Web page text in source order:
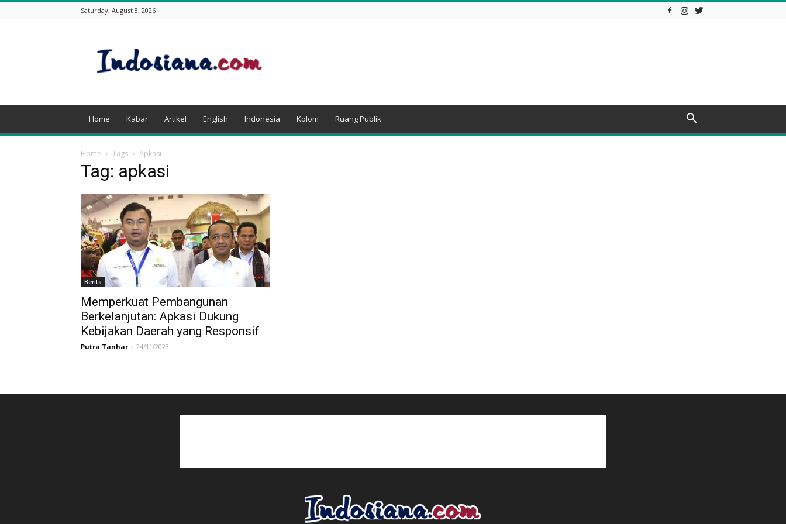
Saturday, August 8, 2026
Home Kabar Artikel English Indonesia Kolom Ruang Publik
Home Tags Apkasi
Tag: apkasi
Berita
Memperkuat Pembangunan
Berkelanjutan: Apkasi Dukung
Kebijakan Daerah yang Responsif
Putra Tanhar - 24/11/2023